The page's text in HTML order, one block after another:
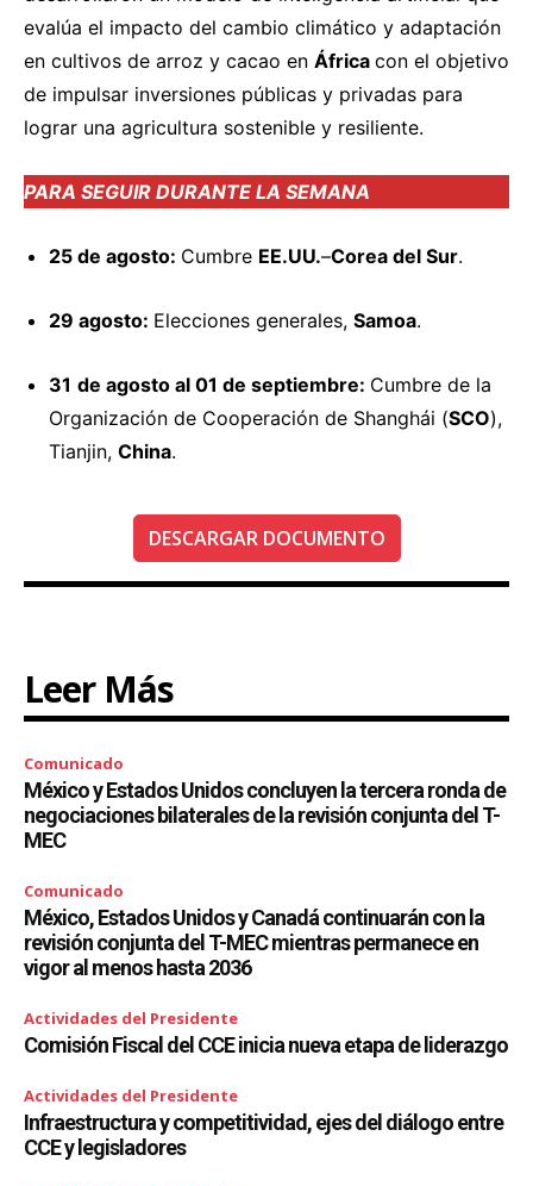
evalúa el impacto del cambio climático y adaptación
en cultivos de arroz y cacao en África con el objetivo
de impulsar inversiones públicas y privadas para
lograr una agricultura sostenible y resiliente.
PARA SEGUIR DURANTE LA SEMANA
25 de agosto: Cumbre EE.UU.–Corea del Sur.
29 agosto: Elecciones generales, Samoa.
31 de agosto al 01 de septiembre: Cumbre de la
Organización de Cooperación de Shanghái (SCO),
Tianjin, China.
DESCARGAR DOCUMENTO
Leer Más
Comunicado
México y Estados Unidos concluyen la tercera ronda de
negociaciones bilaterales de la revisión conjunta del T-
MEC
Comunicado
México, Estados Unidos y Canadá continuarán con la
revisión conjunta del T-MEC mientras permanece en
vigor al menos hasta 2036
Actividades del Presidente
Comisión Fiscal del CCE inicia nueva etapa de liderazgo
Actividades del Presidente
Infraestructura y competitividad, ejes del diálogo entre
CCE y legisladores